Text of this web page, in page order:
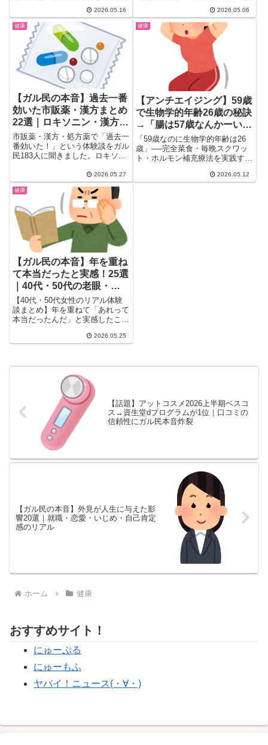
2026.05.16 2026.05.06
健康
【ガル民の本音】過去一番
効いた市販薬・漢方まとめ
22選｜ロキソニン・漢方・
胃腸薬のリアル体験談
市販薬・漢方・処方薬で「過去一
番効いた！」という体験談をガル
民183人に聞きました。ロキソニ
赤玉などの胃腸薬、加味逍遙散・
葛根湯の漢方薬、タミフルなどの
インフル薬まで。薬選びに迷って
いる方の参考に。
2026.05.27
健康
【アンチエイジング】59歳
で生物学的年齢26歳の秘訣
→「腸は57歳なんかーい」
「ケンタ食べたいし」ガル
民辛口まとめ
「59歳なのに生物学的年齢は26
歳」──完全菜食・毎晩スクワッ
ト・ホルモン補充療法を実践する
2026.05.12
健康
【ガル民の本音】年を重ね
て本当だったと実感！25選
｜40代・50代の老眼・更
年期・白髪のリアル体験談
【40代・50代女性のリアル体験
談まとめ】年を重ねて「あれって
本当だったんだ」と実感したこと
髪・筋肉痛が翌々日・痩せにく
談25選。
2026.05.25
【話題】アットコスメ2026上半期ベスコ
ス→資生堂dプログラムが1位｜口コミの
信頼性にガル民本音炸裂
【ガル民の本音】外見が人生に与えた影
響20選｜就職・恋愛・いじめ・自己肯定
感のリアル
ホーム 健康
おすすめサイト！
にゅーぷる
にゅーもふ
ヤバイ！ニュース(・∀・)